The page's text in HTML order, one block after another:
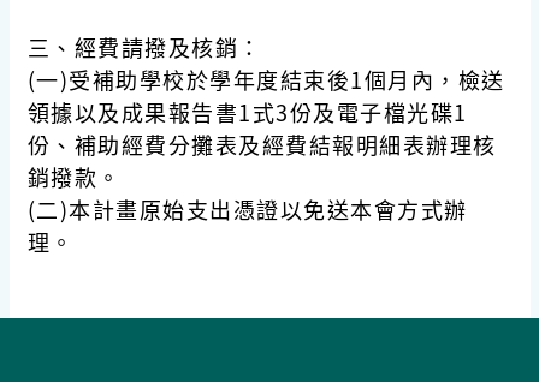
三、經費請撥及核銷：
(一)受補助學校於學年度結束後1個月內，檢送
領據以及成果報告書1式3份及電子檔光碟1
份、補助經費分攤表及經費結報明細表辦理核
銷撥款。
(二)本計畫原始支出憑證以免送本會方式辦
理。